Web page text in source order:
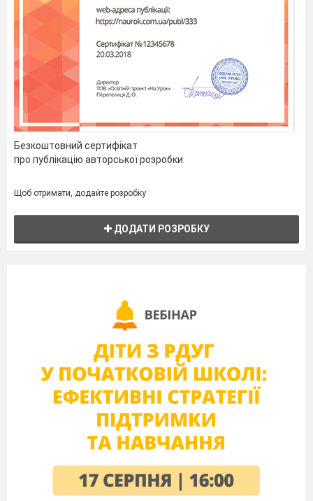
Безкоштовний сертифікат
про публікацію авторської розробки
Щоб отримати, додайте розробку
ДОДАТИ РОЗРОБКУ